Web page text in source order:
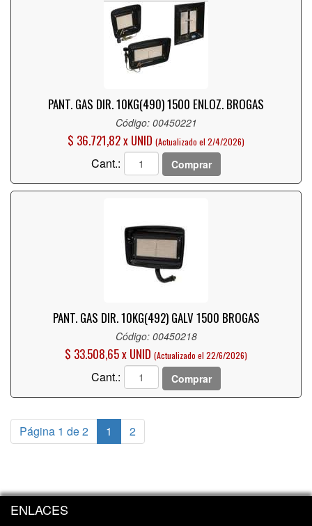
PANT. GAS DIR. 10KG(490) 1500 ENLOZ. BROGAS
Código: 00450221
$ 36.721,82 x UNID (Actualizado el 2/4/2026)
Cant.: Comprar
PANT. GAS DIR. 10KG(492) GALV 1500 BROGAS
Código: 00450218
$ 33.508,65 x UNID (Actualizado el 22/6/2026)
Cant.: Comprar
Página 1 de 2 1 2
ENLACES